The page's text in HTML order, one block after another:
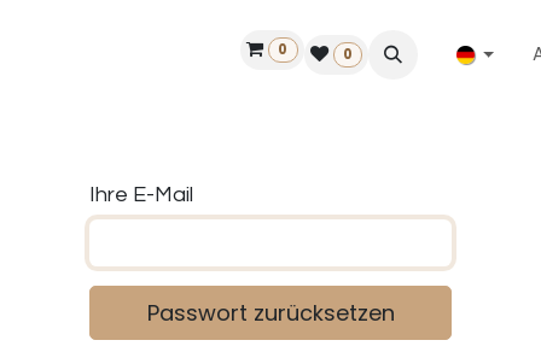
Finde einen Händler
0 0
Ihre E-Mail
Passwort zurücksetzen